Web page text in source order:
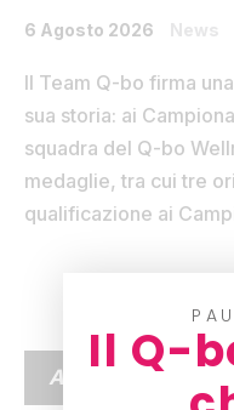
6 Agosto 2026 News
Il Team Q-bo firma
sua storia: ai
squadra del Q-bo
medaglie, tra cui tre
qualificazione ai
ARTICOLI RECENTI
Il Q-